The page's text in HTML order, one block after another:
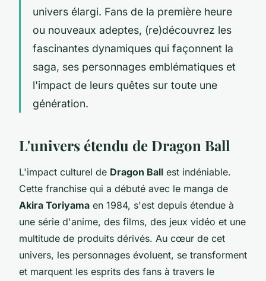
univers élargi. Fans de la première heure
ou nouveaux adeptes, (re)découvrez les
fascinantes dynamiques qui façonnent la
saga, ses personnages emblématiques et
l'impact de leurs quêtes sur toute une
génération.
L'univers étendu de Dragon Ball
L'impact culturel de Dragon Ball est indéniable.
Cette franchise qui a débuté avec le manga de
Akira Toriyama en 1984, s'est depuis étendue à
une série d'anime, des films, des jeux vidéo et une
multitude de produits dérivés. Au cœur de cet
univers, les personnages évoluent, se transforment
et marquent les esprits des fans à travers le